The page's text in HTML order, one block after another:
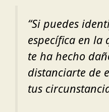
“Si puedes
específica en
te ha hecho
distanciarte de
tus